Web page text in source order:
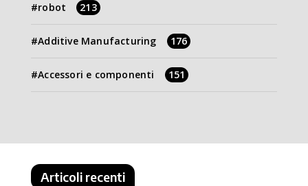
robot 213
Additive Manufacturing 176
Accessori e componenti 151
Articoli recenti